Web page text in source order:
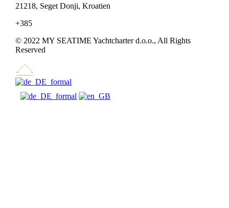
21218, Seget Donji, Kroatien
+385
© 2022 MY SEATIME Yachtcharter d.o.o., All Rights
Reserved